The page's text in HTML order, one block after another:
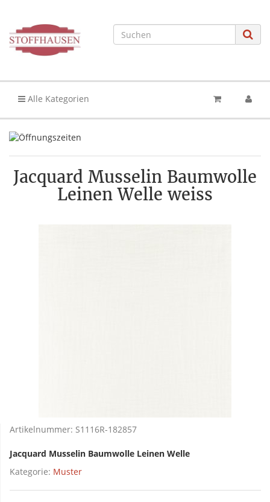
Alle Kategorien
Jacquard Musselin Baumwolle
Leinen Welle weiss
Artikelnummer: S1116R-182857
Jacquard Musselin Baumwolle Leinen Welle
Kategorie: Muster